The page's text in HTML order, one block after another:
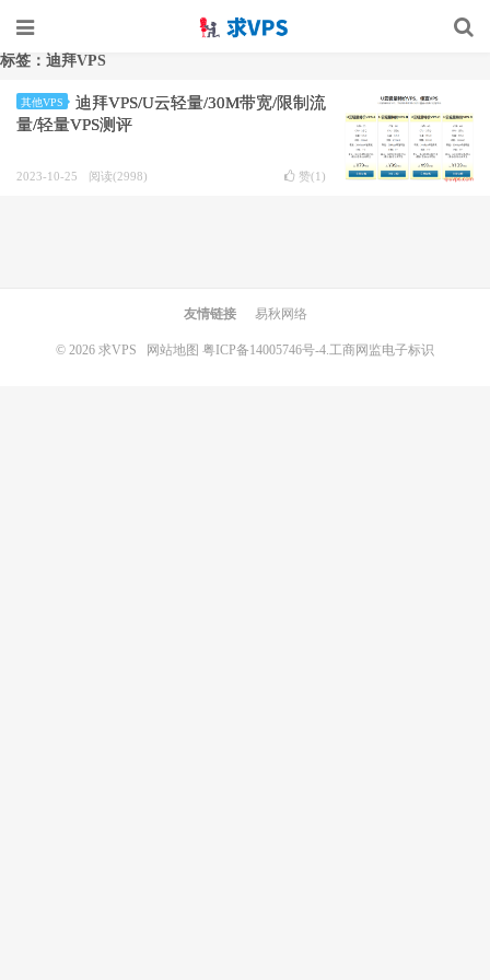
标签：迪拜VPS
其他VPS
迪拜VPS/U云轻量/30M带宽/限制流
量/轻量VPS测评
2023-10-25 阅读(2998) 赞(1 )
友情链接 易秋网络
© 2026 求VPS 网站地图 粤ICP备14005746号-4.工商网监电子标识